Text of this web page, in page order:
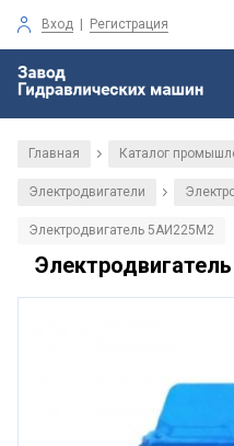
Вход | Регистрация
Главная / Каталог
Электродвигатели /
Электродвигатель 5АИ225М2